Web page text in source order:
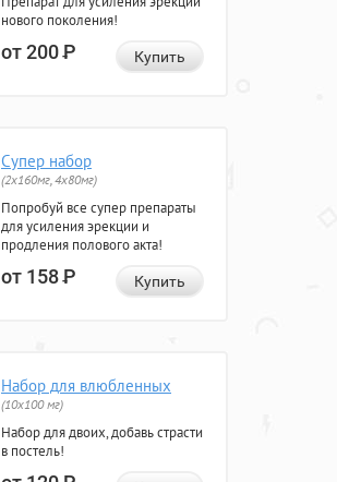
нового поколения!
от 200Р Купить
Супер набор
(2х160мг, 4х80мг)
Попробуй все супер препараты
для усиления эрекции и
продления полового акта!
от 158Р Купить
Набор для влюбленных
(10х100 мг)
Набор для двоих, добавь страсти
в постель!